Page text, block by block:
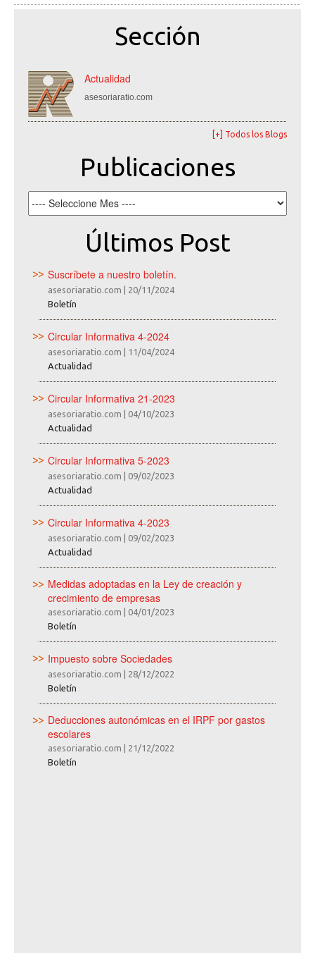
Sección
Actualidad
asesoriaratio.com
[+] Todos los Blogs
Publicaciones
Últimos Post
Suscríbete a nuestro boletín.
asesoriaratio.com | 20/11/2024
Boletín
Circular Informativa 4-2024
asesoriaratio.com | 11/04/2024
Actualidad
Circular Informativa 21-2023
asesoriaratio.com | 04/10/2023
Actualidad
Circular Informativa 5-2023
asesoriaratio.com | 09/02/2023
Actualidad
Circular Informativa 4-2023
asesoriaratio.com | 09/02/2023
Actualidad
Medidas adoptadas en la Ley de creación y
crecimiento de empresas
asesoriaratio.com | 04/01/2023
Boletín
Impuesto sobre Sociedades
asesoriaratio.com | 28/12/2022
Boletín
Deducciones autonómicas en el IRPF por gastos
escolares
asesoriaratio.com | 21/12/2022
Boletín